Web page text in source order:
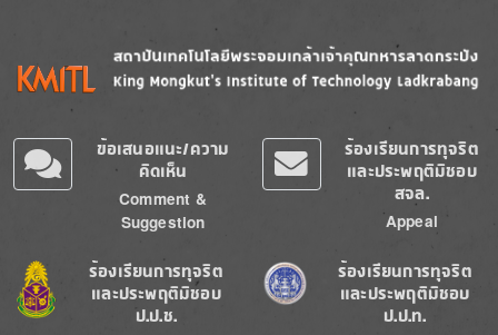
Image
ข้อเสนอแนะ/ความ
คิดเห็น
Comment &
Suggestion
ร้องเรียนการทุจริต
และประพฤติมิชอบ
สจล.
Appeal
Image
ร้องเรียนการทุจริต
และประพฤติมิชอบ
ป.ป.ช.
Image
ร้องเรียนการทุจริต
และประพฤติมิชอบ
ป.ป.ท.